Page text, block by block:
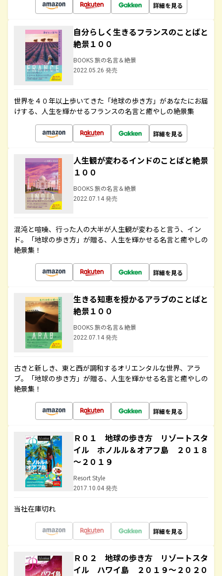
詳細を見る
自分らしく生きるフランスのことばと
絶景１００
BOOKS 旅の名言＆絶景
2022.05.26 発売
世界を４０年以上歩いてきた「地球の歩き方」があなたにお届
けする、人生を輝かせるフランスの名言と癒やしの絶景集
詳細を見る
人生観が変わるインドのことばと絶景
１００
BOOKS 旅の名言＆絶景
2022.07.14 発売
混沌と喧噪、行った人の大半が人生観が変わると言う、イン
ド。「地球の歩き方」が贈る、人生を輝かせる名言と癒やしの
絶景集！
詳細を見る
生きる知恵を授かるアラブのことばと
絶景１００
BOOKS 旅の名言＆絶景
2022.07.14 発売
古きと新しき、東と西が調和するオリエンタルな世界、アラ
ブ。「地球の歩き方」が贈る、人生を輝かせる名言と癒やしの
絶景集！
詳細を見る
Ｒ０１ 地球の歩き方 リゾートスタ
イル ホノルル＆オアフ島 ２０１８
～２０１９
Resort Style
2017.10.04 発売
当社在庫切れ
詳細を見る
Ｒ０２ 地球の歩き方 リゾートスタ
イル ハワイ島 ２０１９～２０２０